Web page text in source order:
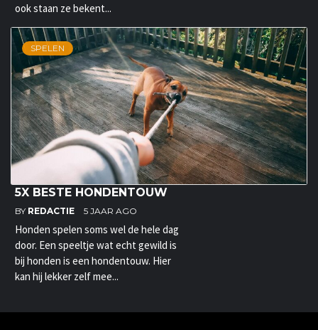
ook staan ze bekent...
SPELEN
5X BESTE HONDENTOUW
BY REDACTIE 5 JAAR AGO
Honden spelen soms wel de hele dag
door. Een speeltje wat echt gewild is
bij honden is een hondentouw. Hier
kan hij lekker zelf mee...